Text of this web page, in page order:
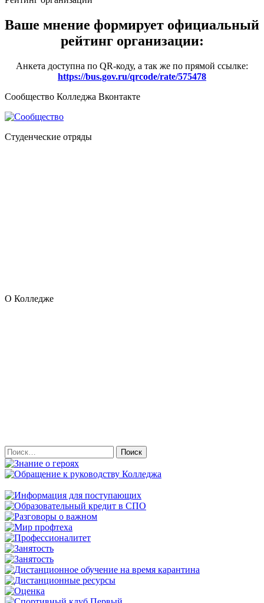
Ваше мнение формирует официальный
рейтинг организации:
Анкета доступна по QR-коду, а так же по прямой ссылке:
https://bus.gov.ru/qrcode/rate/575478
Сообщество Колледжа Вконтакте
Студенческие отряды
О Колледже
Найти: